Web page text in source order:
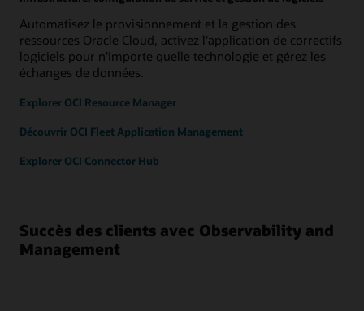
Automatisez le provisionnement et la gestion des
ressources Oracle Cloud, activez l'application de correctifs
logiciels pour n'importe quelle technologie et gérez les
échanges de données.
Explorer OCI Resource Manager
Découvrir OCI Fleet Application Management
Explorer OCI Connector Hub
Succès des clients avec Observability and
Management